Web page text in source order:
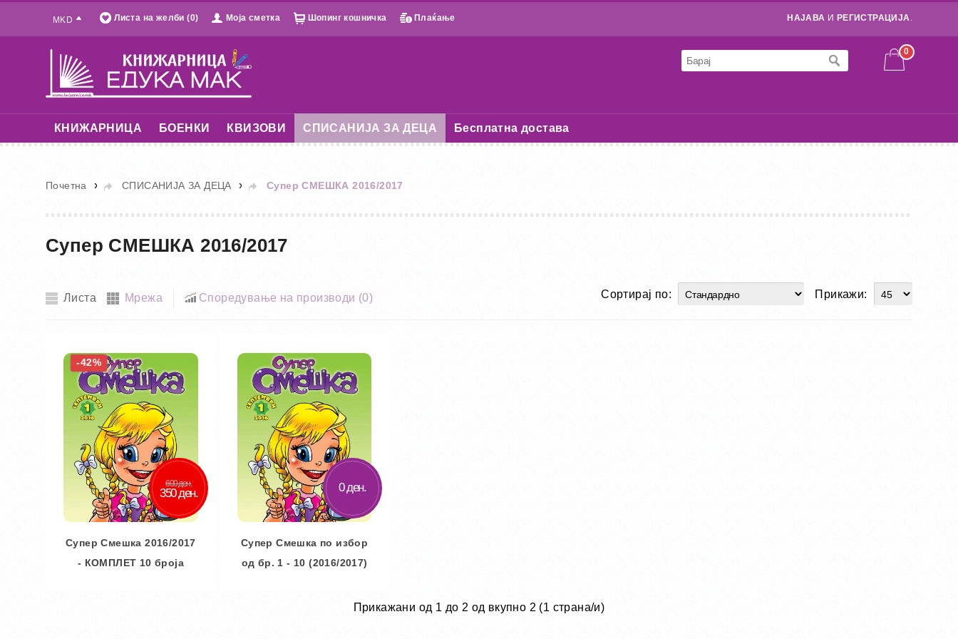
MKD НАЈАВА И РЕГИСТРАЦИЈА.
Листа на желби (0) Моја сметка Шопинг кошничка Плаќање
0
КНИЖАРНИЦА БОЕНКИ КВИЗОВИ СПИСАНИЈА ЗА ДЕЦА Бесплатна достава
Почетна » СПИСАНИЈА ЗА ДЕЦА » Супер СМЕШКА 2016/2017
Супер СМЕШКА 2016/2017
Листа Мрежа Споредување на производи (0) Прикажи:
Сортирај по:
-42%
600 ден.
350 ден.
Супер Смешка 2016/2017
- КОМПЛЕТ 10 броја
0 ден.
Супер Смешка по избор
од бр. 1 - 10 (2016/2017)
Прикажани од 1 до 2 од вкупно 2 (1 страна/и)